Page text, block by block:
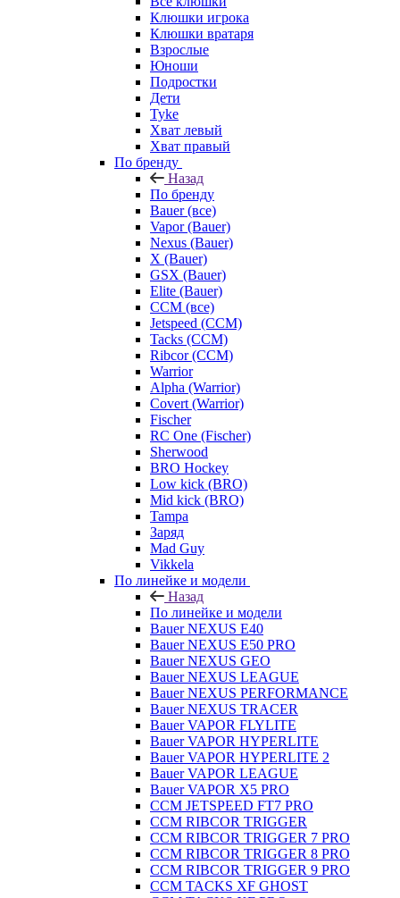
Клюшки игрока
Клюшки вратаря
Взрослые
Юноши
Подростки
Дети
Tyke
Хват левый
Хват правый
По бренду
Назад
По бренду
Bauer (все)
Vapor (Bauer)
Nexus (Bauer)
X (Bauer)
GSX (Bauer)
Elite (Bauer)
CCM (все)
Jetspeed (CCM)
Tacks (CCM)
Ribcor (CCM)
Warrior
Alpha (Warrior)
Covert (Warrior)
Fischer
RC One (Fischer)
Sherwood
BRO Hockey
Low kick (BRO)
Mid kick (BRO)
Tampa
Заряд
Mad Guy
Vikkela
По линейке и модели
Назад
По линейке и модели
Bauer NEXUS E40
Bauer NEXUS E50 PRO
Bauer NEXUS GEO
Bauer NEXUS LEAGUE
Bauer NEXUS PERFORMANCE
Bauer NEXUS TRACER
Bauer VAPOR FLYLITE
Bauer VAPOR HYPERLITE
Bauer VAPOR HYPERLITE 2
Bauer VAPOR LEAGUE
Bauer VAPOR X5 PRO
CCM JETSPEED FT7 PRO
CCM RIBCOR TRIGGER
CCM RIBCOR TRIGGER 7 PRO
CCM RIBCOR TRIGGER 8 PRO
CCM RIBCOR TRIGGER 9 PRO
CCM TACKS XF GHOST